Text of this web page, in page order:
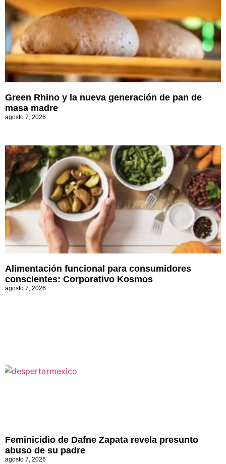
Green Rhino y la nueva generación de pan de
masa madre
agosto 7, 2026
Alimentación funcional para consumidores
conscientes: Corporativo Kosmos
agosto 7, 2026
Feminicidio de Dafne Zapata revela presunto
abuso de su padre
agosto 7, 2026